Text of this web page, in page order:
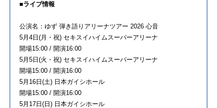
■ライブ情報
公演名：ゆず 弾き語りアリーナツアー 2026 ⼼⾳
5⽉4⽇(⽉・祝) セキスイハイムスーパーアリーナ
開場15:00 / 開演16:00
5⽉5⽇(⽕・祝) セキスイハイムスーパーアリーナ
開場15:00 / 開演16:00
5⽉16⽇(⼟) ⽇本ガイシホール
開場15:00 / 開演16:00
5⽉17⽇(⽇) ⽇本ガイシホール